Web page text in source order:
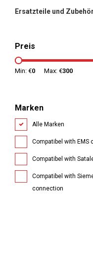
Ersatzteile und Zubehör
Preis
Min: €0 Max: €300
Marken
Alle Marken
Compatibel with EMS
Compatibel with
Compatibel with
connection